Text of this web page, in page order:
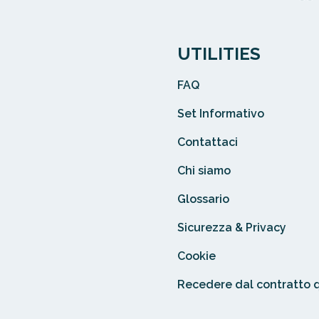
UTILITIES
FAQ
Set Informativo
Contattaci
Chi siamo
Glossario
Sicurezza & Privacy
Cookie
Recedere dal contratto